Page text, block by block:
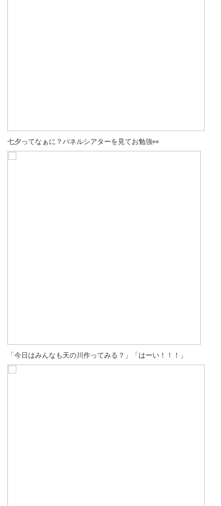
七夕ってなぁに？パネルシアターを見てお勉強👀
「今日はみんなも天の川作ってみる？」「はーい！！！」